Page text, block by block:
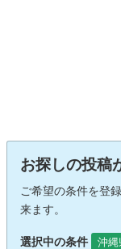
お探しの投稿
ご希望の条件を登
来ます。
選択中の条件 沖縄